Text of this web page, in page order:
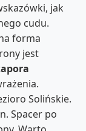
jak
cudu.
forma
jest
Solińskie.
Spacer po